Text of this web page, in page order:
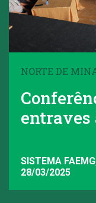
NORTE DE
entraves
SISTEMA
28/03/2025